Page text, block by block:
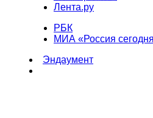
Лента.ру
РБК
МИА «Россия
Эндаумент